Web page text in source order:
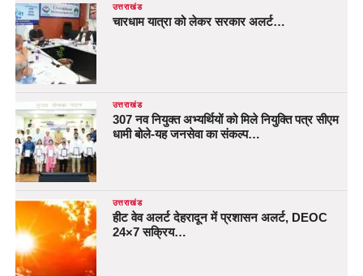
उत्तराखंड
चारधाम यात्रा को लेकर सरकार अलर्ट…
उत्तराखंड
307 नव नियुक्त अभ्यर्थियों को मिले नियुक्ति पत्र सीएम
धामी बोले-यह जनसेवा का संकल्प…
उत्तराखंड
हीट वेव अलर्ट देहरादून में प्रशासन अलर्ट, DEOC
24×7 सक्रिय…